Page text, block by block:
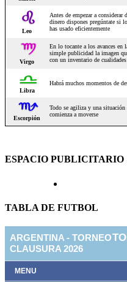
ESPACIO PUBLICITARIO
TABLA DE FUTBOL